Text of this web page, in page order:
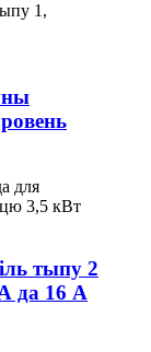
тыпу 2
да 16 А